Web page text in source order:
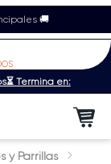
🚚
Termina en:
y Parrillas